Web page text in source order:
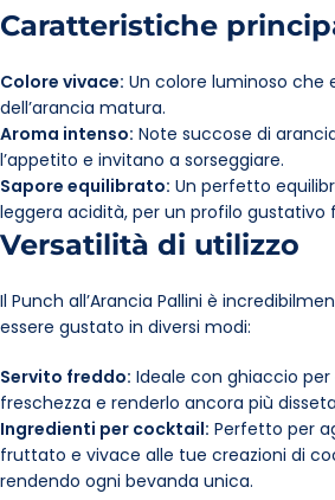
Caratteristiche
Colore vivace: Un colore luminoso che
dell’arancia matura.
Aroma intenso: Note succose di
l’appetito e invitano a sorseggiare.
Sapore equilibrato: Un perfetto
leggera acidità, per un profilo gustativo
Versatilità di utilizzo
Il Punch all’Arancia Pallini è
essere gustato in diversi modi:
Servito freddo: Ideale con ghiaccio per
freschezza e renderlo ancora più
Ingredienti per cocktail: Perfetto per
fruttato e vivace alle tue creazioni di
rendendo ogni bevanda unica.